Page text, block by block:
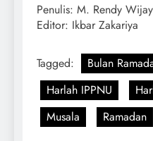
Penulis: M. Rendy
Editor: Ikbar Zakariya
Tagged: Bulan
Harlah IPPNU
Musala
Ramadan